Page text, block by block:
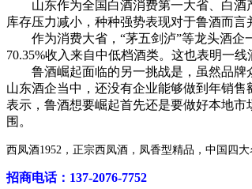
山东作为全国白酒消费第一大省、白酒产
库存压力减小，种种强势表现对于鲁酒而言
作为消费大省，“茅五剑泸”等龙头酒企一
70.35%收入来自中低档酒类。这也表明一
鲁酒崛起面临的另一挑战是，虽然品牌众
山东酒企当中，还没有企业能够做到年销售
表示，鲁酒想要崛起首先还是要做好本地
围。
西凤酒1952，正宗西凤酒，凤香型精品，中国四
招商电话：137-2076-7752